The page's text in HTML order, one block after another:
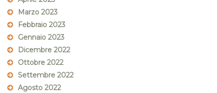
Marzo 2023
Febbraio 2023
Gennaio 2023
Dicembre 2022
Ottobre 2022
Settembre 2022
Agosto 2022